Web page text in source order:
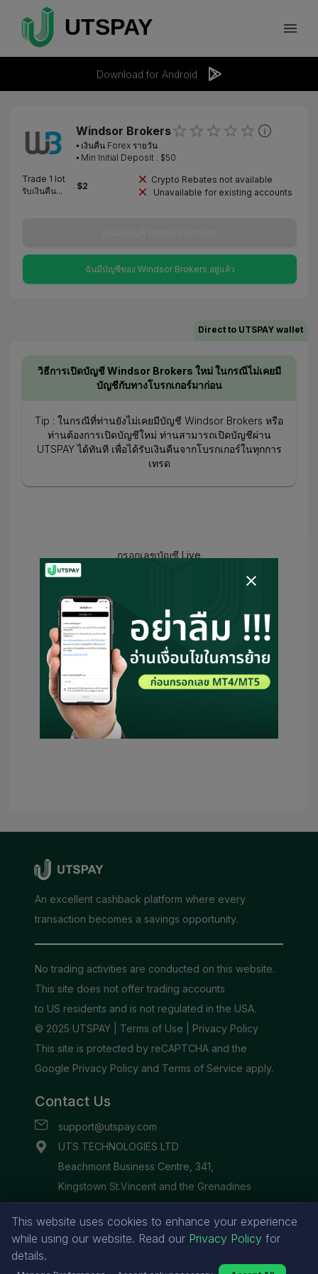
Download for Android
Windsor Brokers
⦁ เงินคืน Forex รายวัน
⦁ Min Initial Deposit : $50
Trade 1 lot
รับเงินคืน...
$2
Crypto Rebates not available
Unavailable for existing accounts
ฉันมีบัญชีของ Windsor Brokers อยู่แล้ว
Direct to UTSPAY wallet
วิธีการเปิดบัญชี Windsor Brokers ใหม่ ในกรณีไม่เคยมี
บัญชีกับทางโบรกเกอร์มาก่อน
Tip : ในกรณีที่ท่านยังไม่เคยมีบัญชี Windsor Brokers หรือ
ท่านต้องการเปิดบัญชีใหม่ ท่านสามารถเปิดบัญชีผ่าน
UTSPAY ได้ทันที เพื่อได้รับเงินคืนจากโบรกเกอร์ในทุกการ
เทรด
กรอกเลขบัญชี Live
ฉันได้ยอมรับ ข้อกำหนดในการใช้งาน
และ
นโยบายความเป็นส่วนตัว
และ
ยินยอมให้
UTSPAY สามารถเป็นตัวแทนหรือติดต่อ
โบรกเกอร์ในนามของฉัน โดยถ้าหากมี
เงื่อนไขจำเป็น จะถือว่า UTSPAY เป็นผู้
แนะนำของฉัน
This website uses cookies to enhance your experience
while using our website. Read our Privacy Policy for
details.